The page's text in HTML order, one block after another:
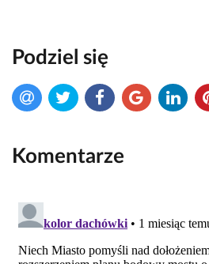
Podziel się
Komentarze